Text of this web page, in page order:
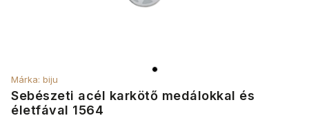
Sebészeti acél karkötő medálokkal és
életfával 1564
Márka: biju